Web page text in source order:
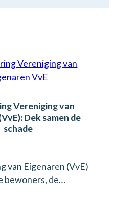
Vereniging van
Dek samen de
schade
van Eigenaren (VvE)
bewoners, de…